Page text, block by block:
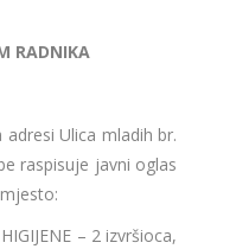
RADNIKA
Ulica mladih br.
raspisuje javni oglas
– 2 izvršioca,